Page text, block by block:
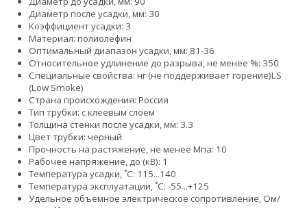
Диаметр после усадки, мм: 30
Коэффициент усадки: 3
Материал: полиолефин
Оптимальный диапазон усадки, мм: 81-36
Относительное удлинение до разрыва, не менее %: 350
Специальные свойства: нг (не поддерживает горение)LS
(Low Smoke)
Страна происхождения: Россия
Тип трубки: с клеевым слоем
Толщина стенки после усадки, мм: 3.3
Цвет трубки: черный
Прочность на растяжение, не менее Мпа: 10
Рабочее напряжение, до (кВ): 1
Температура усадки, ˚С: 115...140
Температура эксплуатации, ˚С: -55...+125
Удельное объемное электрическое сопротивление, Ом/